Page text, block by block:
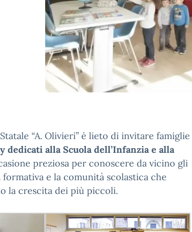
“A. Olivieri” è lieto di invitare famiglie
dedicati alla Scuola dell’Infanzia e alla
preziosa per conoscere da vicino gli
formativa e la comunità scolastica che
la crescita dei più piccoli.